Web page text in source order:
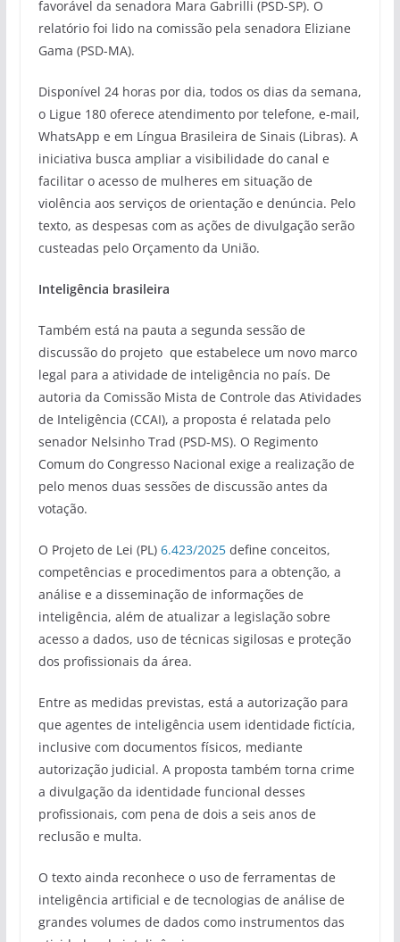
favorável da senadora Mara Gabrilli (PSD-SP). O
relatório foi lido na comissão pela senadora Eliziane
Gama (PSD-MA).
Disponível 24 horas por dia, todos os dias da semana,
o Ligue 180 oferece atendimento por telefone, e-mail,
WhatsApp e em Língua Brasileira de Sinais (Libras). A
iniciativa busca ampliar a visibilidade do canal e
facilitar o acesso de mulheres em situação de
violência aos serviços de orientação e denúncia. Pelo
texto, as despesas com as ações de divulgação serão
custeadas pelo Orçamento da União.
Inteligência brasileira
Também está na pauta a segunda sessão de
discussão do projeto que estabelece um novo marco
legal para a atividade de inteligência no país. De
autoria da Comissão Mista de Controle das Atividades
de Inteligência (CCAI), a proposta é relatada pelo
senador Nelsinho Trad (PSD-MS). O Regimento
Comum do Congresso Nacional exige a realização de
pelo menos duas sessões de discussão antes da
votação.
O Projeto de Lei (PL) 6.423/2025define conceitos,
competências e procedimentos para a obtenção, a
análise e a disseminação de informações de
inteligência, além de atualizar a legislação sobre
acesso a dados, uso de técnicas sigilosas e proteção
dos profissionais da área.
Entre as medidas previstas, está a autorização para
que agentes de inteligência usem identidade fictícia,
inclusive com documentos físicos, mediante
autorização judicial. A proposta também torna crime
a divulgação da identidade funcional desses
profissionais, com pena de dois a seis anos de
reclusão e multa.
O texto ainda reconhece o uso de ferramentas de
inteligência artificial e de tecnologias de análise de
grandes volumes de dados como instrumentos das